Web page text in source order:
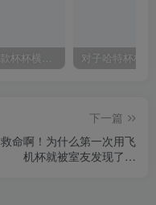
深田咏美4款杯杯横向对比评测
下一篇
救命啊！为什么第一次用飞
机杯就被室友发现了…